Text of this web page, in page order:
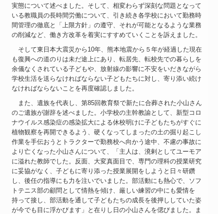
実態について述べました。そして、相変わらず深刻な問題となって
いる教職員の長時間労働について、引き続き各学校において勤務時
間管理の徹底と「上限方針」の遵守、それが可能となるような業務
の削減など、働き方改革を着実にすすめていくことを訴えました。
そして東日本大震災から10年、熊本地震から５年が経過した現在
も復興への道のりは未だ途上にあり、転居先、転校先での暮らしを
余儀なくされている子どもや、放射線の影響に不安をいだきながら
学校生活を送らなければならない子どもたちに対し、寄り添い続け
なければならないことを再度確認しました。
また、遺族を代表し、第85回教育祭で新たに合葬された小山さん
のご遺族が謝辞を述べました。小学校の主幹教諭として、新型コロ
ナウイルス感染症の感染拡大による休校明けに子どもたちがすぐに
植物観察を再開できるよう、硬くなってしまったの土の掘り起こし
作業を手伝おうとトラクターで勤務校へ向かう途中、不慮の事故に
より亡くなった小山さんについて、「主人は、溌剌としてユーモア
に溢れた教師でした。反面、大変真面目で、専門の理科の授業研究
に妥協がなく、子どもに寄り添った授業展開をしようと日々研鑽
し、後任の指導にも力を注いでいました。部活動にも熱心で、ソフ
トテニス部の顧問として情熱を傾け、厳しい練習の中にも愛情を
持って接し、部活動を通して子どもたちの成長を後押ししていた姿
が今でも目に浮かびます」と在りし日の小山さんを偲びました。ま